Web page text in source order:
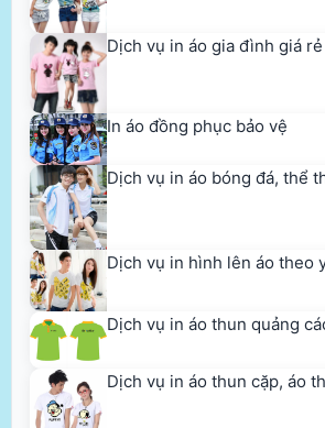
Dịch vụ in áo gia đình giá
In áo đồng phục bảo vệ
Dịch vụ in áo bóng đá, thể
Dịch vụ in hình lên áo theo
Dịch vụ in áo thun quảng
Dịch vụ in áo thun cặp, áo